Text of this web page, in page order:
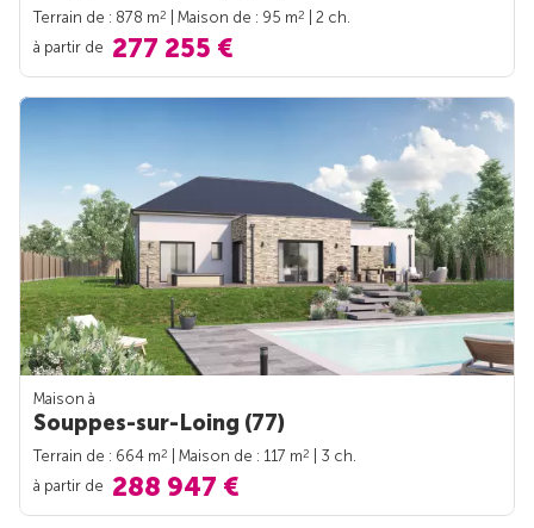
Terrain de : 878 m2 | Maison de : 95 m2
| 2 ch.
à partir de 277 255 €
Maison à
Souppes-sur-Loing (77)
Terrain de : 664 m2 | Maison de : 117 m2
| 3 ch.
à partir de 288 947 €